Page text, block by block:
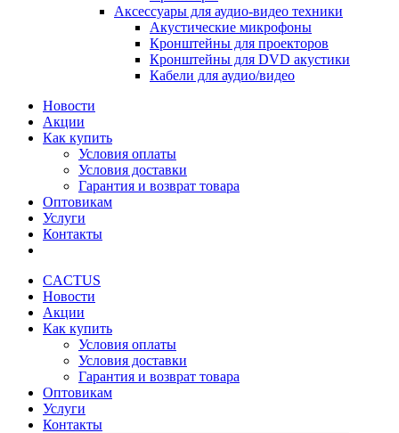
Аксессуары для аудио-видео техники
Акустические микрофоны
Кронштейны для проекторов
Кронштейны для DVD акустики
Кабели для аудио/видео
Новости
Акции
Как купить
Условия оплаты
Условия доставки
Гарантия и возврат товара
Оптовикам
Услуги
Контакты
CACTUS
Новости
Акции
Как купить
Условия оплаты
Условия доставки
Гарантия и возврат товара
Оптовикам
Услуги
Контакты